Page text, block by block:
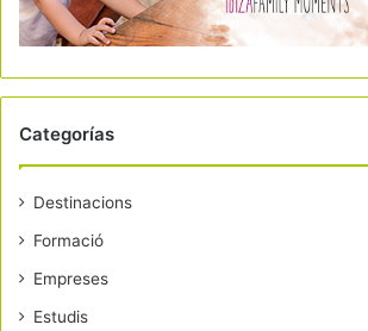
Categorías
Destinacions
Formació
Empreses
Estudis